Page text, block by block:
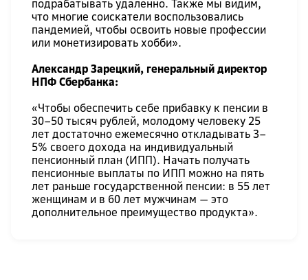
подрабатывать удаленно. Также мы видим,
что многие соискатели воспользовались
пандемией, чтобы освоить новые профессии
или монетизировать хобби».
Александр Зарецкий, генеральный директор
НПФ Сбербанка:
«Чтобы обеспечить себе прибавку к пенсии в
30–50 тысяч рублей, молодому человеку 25
лет достаточно ежемесячно откладывать 3–
5% своего дохода на индивидуальный
пенсионный план (ИПП). Начать получать
пенсионные выплаты по ИПП можно на пять
лет раньше государственной пенсии: в 55 лет
женщинам и в 60 лет мужчинам — это
дополнительное преимущество продукта».